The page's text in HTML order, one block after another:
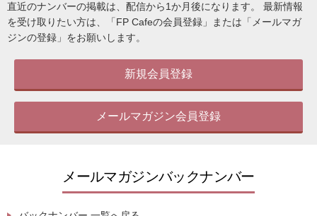
直近のナンバーの掲載は、配信から1か月後になります。
最新情報
を受け取りたい方は、「FP Cafeの会員登録」または「メールマガ
ジンの登録」をお願いします。
新規会員登録
メールマガジン会員登録
メールマガジンバックナンバー